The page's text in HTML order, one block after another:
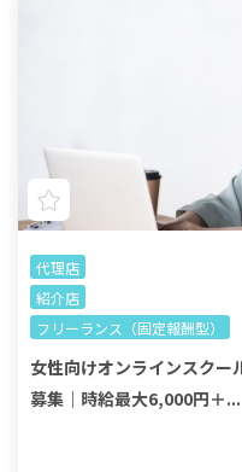
代理店
紹介店
フリーランス（固定報酬型）
女性向けオンラインスクー
募集｜時給最大6,000円＋...